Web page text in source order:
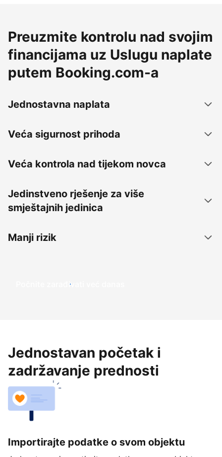
Preuzmite kontrolu nad svojim
financijama uz Uslugu naplate
putem Booking.com-a
Jednostavna naplata
Veća sigurnost prihoda
Veća kontrola nad tijekom novca
Jedinstveno rješenje za više
smještajnih jedinica
Manji rizik
Počnite zarađivati već ​​danas
Jednostavan početak i
zadržavanje prednosti
Importirajte podatke o svom objektu